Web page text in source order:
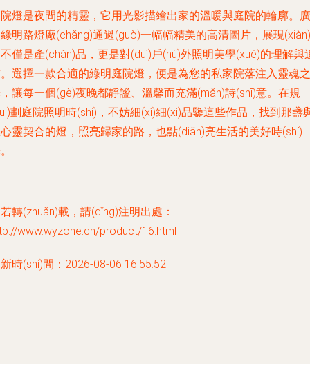
燈是夜間的精靈，它用光影描繪出家的溫暖與庭院的輪廓。廣
明路燈廠(chǎng)通過(guò)一幅幅精美的高清圖片，展現(xiàn)
僅是產(chǎn)品，更是對(duì)戶(hù)外照明美學(xué)的理解與
選擇一款合適的綠明庭院燈，便是為您的私家院落注入靈魂之
讓每一個(gè)夜晚都靜謐、溫馨而充滿(mǎn)詩(shī)意。在規
劃庭院照明時(shí)，不妨細(xì)細(xì)品鑒這些作品，找到那盞
靈契合的燈，照亮歸家的路，也點(diǎn)亮生活的美好時(shí)
轉(zhuǎn)載，請(qǐng)注明出處：
www.wyzone.cn/product/16.html
時(shí)間：2026-08-06 16:55:52